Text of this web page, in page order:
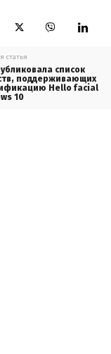
статья
список
поддерживающих
Hello facial
10